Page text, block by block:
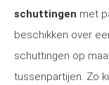
schuttingen met
beschikken over
schuttingen op
tussenpartijen. Zo